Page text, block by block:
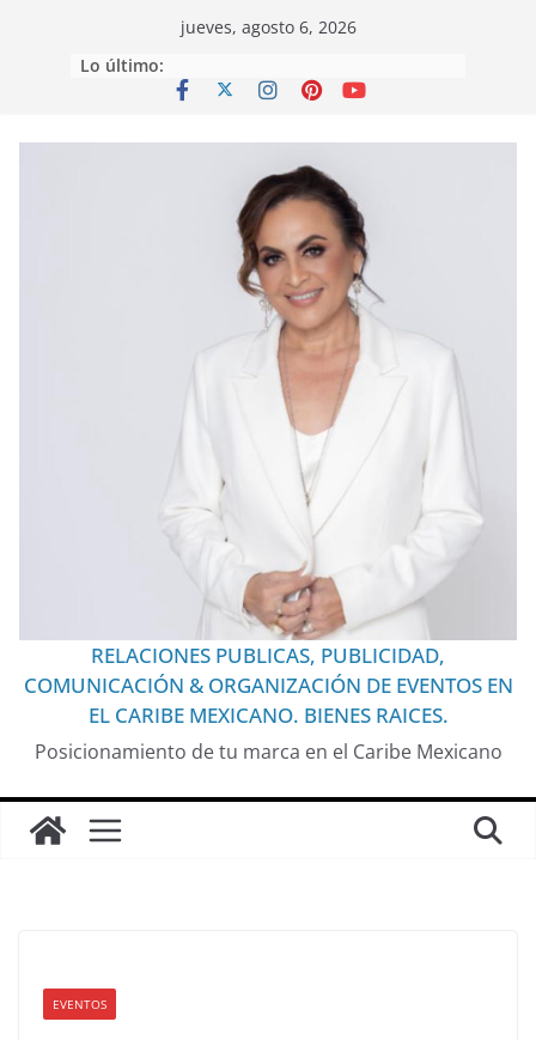
jueves, agosto 6, 2026
Lo último:
RELACIONES PUBLICAS, PUBLICIDAD,
COMUNICACIÓN & ORGANIZACIÓN DE EVENTOS EN
EL CARIBE MEXICANO. BIENES RAICES.
Posicionamiento de tu marca en el Caribe Mexicano
EVENTOS